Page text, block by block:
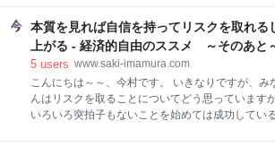
れないし、移住かもしれません。 迷っているんだ
ど、決断しないわけにはいかない。タイムリミット
あるかもしれないし、なにより決断しなければ迷い
そんなとき、どうしていますか？ メリット・デメ
トを紙に書き出すとか、誰かに相談してアドバイ
もらうとか、経験者の話を聞くとかいろいろある
本質を見れば自信を持ってリスクを取れる
上がる - 経済的自由のススメ ～そのあと
5 users www.saki-imamura.com
こんにちは～～、今村です。 いきなりですが、み
んはリスクを取ることについてどう思っています
いろいろ突拍子もないことを始めては成功してい